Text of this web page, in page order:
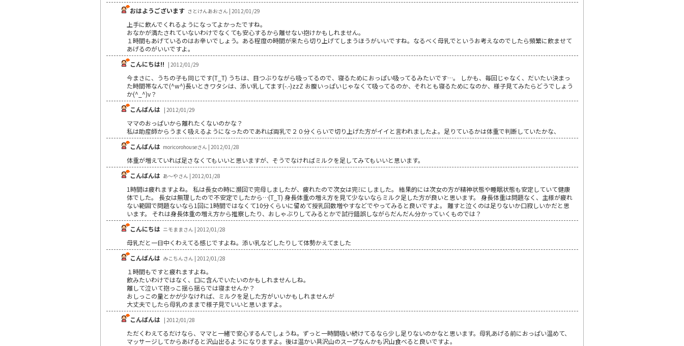
おはようございます さとけんあおさん | 2012/01/29
上手に飲んでくれるようになってよかったですね。
おなかが満たされていないわけでなくても安心するから離せない抱けかもしれません。
１時間もあげているのはお辛いでしょう。ある程度の時間が来たら切り上げてしまうほうがいいですね。なるべく母乳でというお考えなのでしたら頻繁に飲ませて
あげるのがいいですよ。
こんにちは!! | 2012/01/29
今まさに、うちの子も同じです(T_T) うちは、目つぶりながら吸ってるので、寝るためにおっぱい吸ってるみたいです…。 しかも、毎回じゃなく、だいたい決まっ
た時間帯なんで(^w^)長いときワタシは、添い乳してます(-.-)zzZ お腹いっぱいじゃなくて吸ってるのか、それとも寝るためになのか、様子見てみたらどうでしょう
か(^_^)v？
こんばんは | 2012/01/29
ママのおっぱいから離れたくないのかな？
私は助産師からうまく吸えるようになったのであれば両乳で２０分くらいで切り上げた方がイイと言われましたよ。足りているかは体重で判断していたかな、
こんばんは moricorohouseさん | 2012/01/28
体重が増えていれば足さなくてもいいと思いますが、そうでなければミルクを足してみてもいいと思います。
こんばんは あ～やさん | 2012/01/28
1時間は疲れますよね。 私は長女の時に瀕回で完母しましたが、疲れたので次女は完ﾐにしました。 結果的には次女の方が精神状態や睡眠状態も安定していて健康
体でした。 長女は無理したので不安定でしたから…(T_T) 身長体重の増え方を見て少ないならミルク足した方が良いと思います。 身長体重は問題なく、主様が疲れ
ない範囲で問題ないなら1回に1時間ではなくて10分くらいに留めて授乳回数増やすなどでやってみると良いですよ。 離すと泣くのは足りないか口寂しいかだと思
います。 それは身長体重の増え方から推察したり、おしゃぶりしてみるとかで試行錯誤しながらだんだん分かっていくものでは？
こんにちは ニモままさん | 2012/01/28
母乳だと一日中くわえてる感じですよね。添い乳などしたりして体勢かえてました
こんばんは みこちんさん | 2012/01/28
１時間もですと疲れますよね。
飲みたいわけではなく、口に含んでいたいのかもしれませんしね。
離して泣いて抱っこ揺ら揺らでは寝ませんか？
おしっこの量とかが少なければ、ミルクを足した方がいいかもしれませんが
大丈夫でしたら母乳のままで様子見でいいと思いますよ。
こんばんは | 2012/01/28
ただくわえてるだけなら、ママと一緒で安心するんでしょうね。ずっと一時間吸い続けてるなら少し足りないのかなと思います。母乳あげる前におっぱい温めて、
マッサージしてからあげると沢山出るようになりますよ。後は温かい具沢山のスープなんかも沢山食べると良いですよ。